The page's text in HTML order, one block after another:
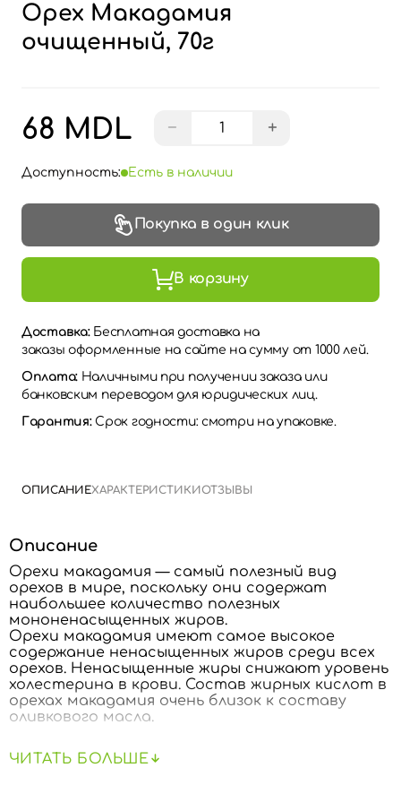
Орех Макадамия
очищенный, 70г
68 MDL − +
Доступность: Есть в наличии
Покупка в один клик
В корзину
Доставка: Бесплатная доставка на
заказы оформленные на сайте на сумму от 1000 лей.
Оплата: Наличными при получении заказа или
банковским переводом для юридических лиц.
Гарантия:Срок годности: смотри на упаковке.
ОПИСАНИЕХАРАКТЕРИСТИКИОТЗЫВЫ
Описание
Орехи макадамия — самый полезный вид
орехов в мире, поскольку они содержат
наибольшее количество полезных
мононенасыщенных жиров.
Орехи макадамия имеют самое высокое
содержание ненасыщенных жиров среди всех
орехов. Ненасыщенные жиры снижают уровень
холестерина в крови. Состав жирных кислот в
орехах макадамия очень близок к составу
оливкового масла.
Они богаты калием, а также содержат
ЧИТАТЬ БОЛЬШЕ